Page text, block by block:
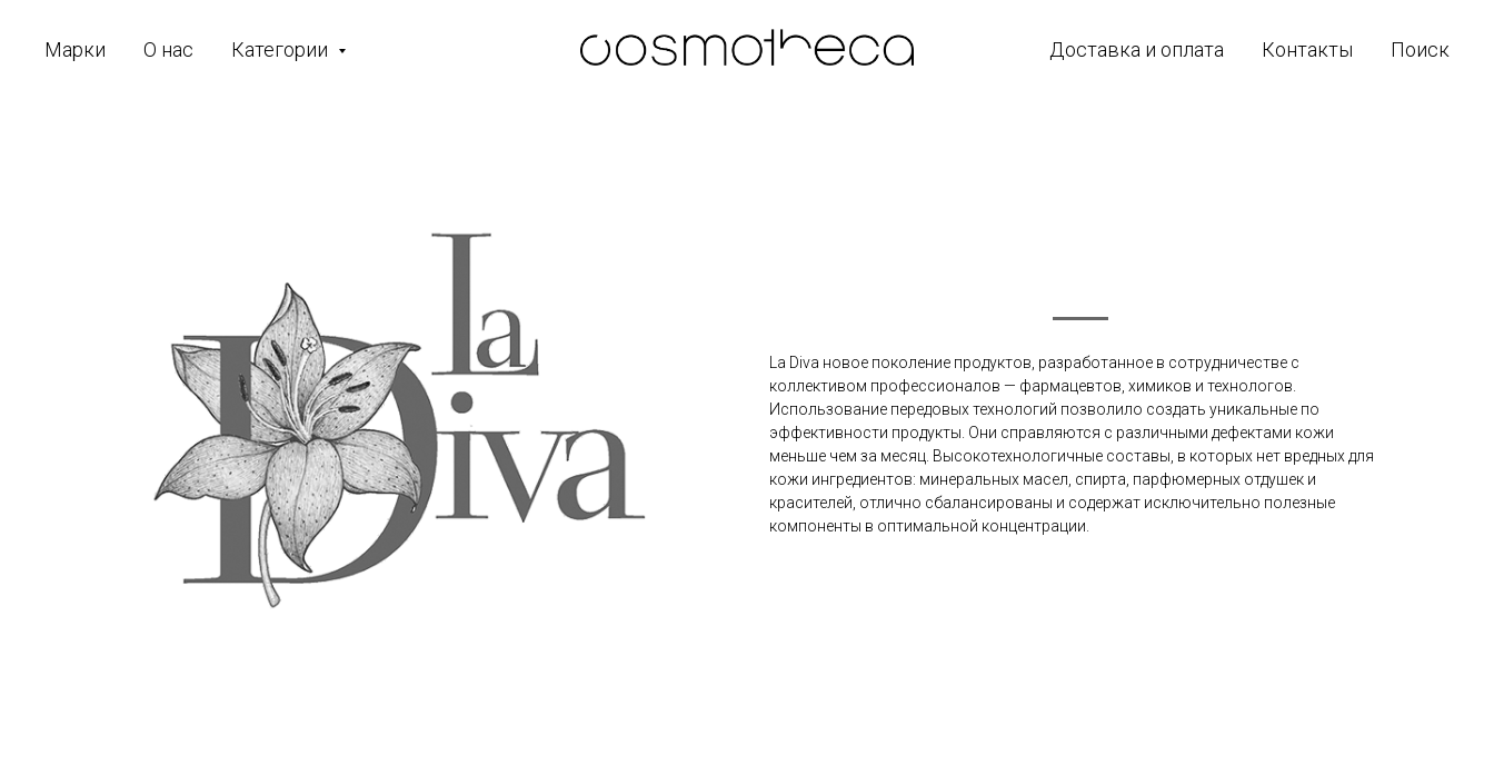
Марки О нас Категории Доставка и оплата Контакты Поиск
La Diva новое поколение продуктов, разработанное в сотрудничестве с
коллективом профессионалов — фармацевтов, химиков и технологов.
Использование передовых технологий позволило создать уникальные по
эффективности продукты. Они справляются с различными дефектами кожи
меньше чем за месяц. Высокотехнологичные составы, в которых нет вредных для
кожи ингредиентов: минеральных масел, спирта, парфюмерных отдушек и
красителей, отлично сбалансированы и содержат исключительно полезные
компоненты в оптимальной концентрации.